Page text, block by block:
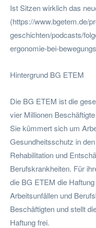
Ist Sitzen wirklich das
(https://www.bgetem.de/
geschichten/podcasts/
ergonomie-bei-
Hintergrund BG ETEM
Die BG ETEM ist die
vier Millionen
Sie kümmert sich um
Gesundheitsschutz in
Rehabilitation und
Berufskrankheiten. Für
die BG ETEM die
Arbeitsunfällen und
Beschäftigten und stellt
Haftung frei.